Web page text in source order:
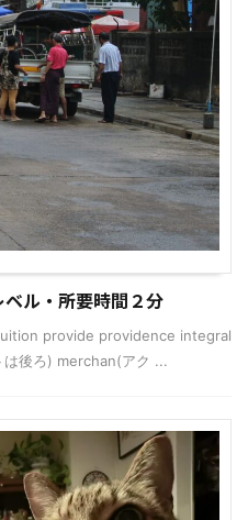
ル・所要時間２分
provide providence integral
後ろ) merchan(アク ...